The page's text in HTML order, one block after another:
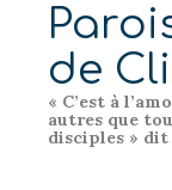
de
« C’est à
autres que
disciples » dit